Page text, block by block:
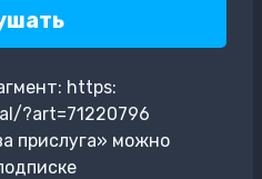
https:
?art=71220796
прислуга» можно